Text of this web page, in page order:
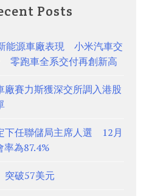
Posts
能源車廠表現 小米汽車交
零跑車全系交付再創新高
廠賽力斯獲深交所調入港股
下任聯儲局主席人選 12月
為87.4%
破57美元